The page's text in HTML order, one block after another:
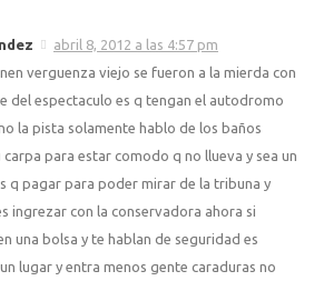
abril 8, 2012 a las 4:57 pm
verguenza viejo se fueron a la mierda con
del espectaculo es q tengan el autodromo
la pista solamente hablo de los baños
para estar comodo q no llueva y sea un
q pagar para poder mirar de la tribuna y
ingrezar con la conservadora ahora si
una bolsa y te hablan de seguridad es
lugar y entra menos gente caraduras no